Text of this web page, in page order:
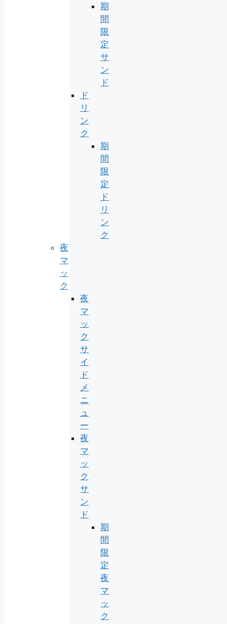
期
間
限
定
サ
ン
ド
ド
リ
ン
ク
期
間
限
定
ド
リ
ン
ク
夜
マ
ッ
ク
夜
マ
ッ
ク
サ
イ
ド
メ
ニ
ュ
ー
夜
マ
ッ
ク
サ
ン
ド
期
間
限
定
夜
マ
ッ
ク